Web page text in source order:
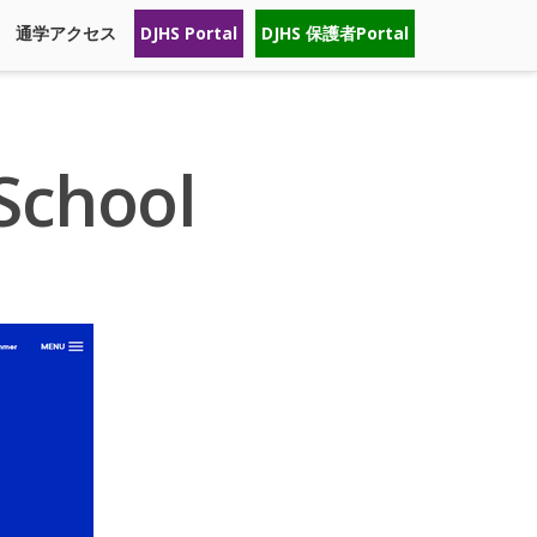
通学アクセス DJHS Portal DJHS 保護者Portal